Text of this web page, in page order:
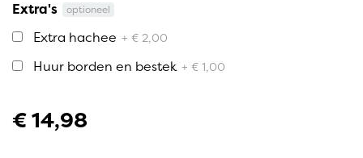
Extra's optioneel
Extra hachee + € 2,00
Huur borden en bestek + € 1,00
€ 14,98